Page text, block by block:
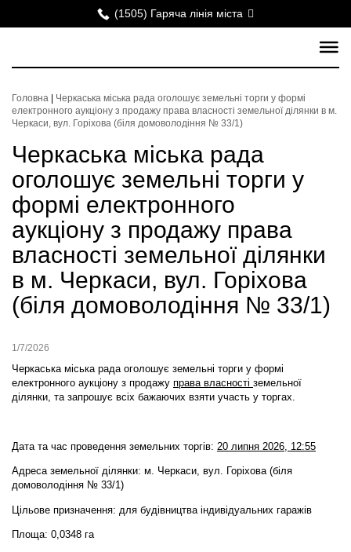
(1505) Гаряча лінія міста
Головна
Черкаська міська рада оголошує земельні торги у формі
електронного аукціону з продажу права власності земельної ділянки в м.
Черкаси, вул. Горіхова (біля домоволодіння № 33/1)
Черкаська міська рада
оголошує земельні торги у
формі електронного
аукціону з продажу права
власності земельної ділянки
в м. Черкаси, вул. Горіхова
(біля домоволодіння № 33/1)
1/7/2026
Черкаська міська рада оголошує земельні торги у формі
електронного аукціону з продажу права власності земельної
ділянки, та запрошує всіх бажаючих взяти участь у торгах.
Дата та час проведення земельних торгів: 20 липня 2026, 12:55
Адреса земельної ділянки: м. Черкаси, вул. Горіхова (біля
домоволодіння № 33/1)
Цільове призначення: для будівництва індивідуальних гаражів
Площа: 0,0348 га